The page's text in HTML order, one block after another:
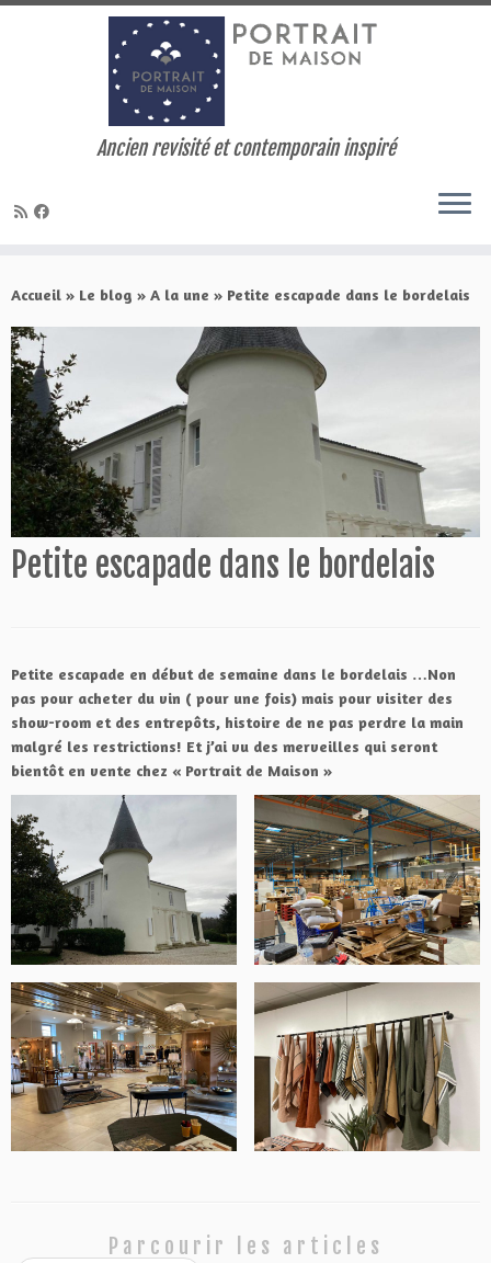
to
Ancien revisité et contemporain inspiré
Accueil » Le blog » A la une » Petite escapade dans le bordelais
Petite escapade dans le bordelais
Petite escapade en début de semaine dans le bordelais …Non
pas pour acheter du vin ( pour une fois) mais pour visiter des
show-room et des entrepôts, histoire de ne pas perdre la main
malgré les restrictions! Et j’ai vu des merveilles qui seront
bientôt en vente chez « Portrait de Maison »
Parcourir les articles